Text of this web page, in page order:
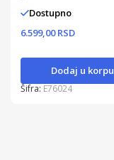
Dostupno
6.599,00 RSD
Dodaj u korpu
Šifra: E76024